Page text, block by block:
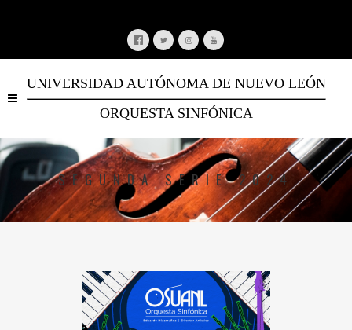
UNIVERSIDAD AUTÓNOMA DE NUEVO LEÓN
ORQUESTA SINFÓNICA
SEGUNDA SERIE 2024